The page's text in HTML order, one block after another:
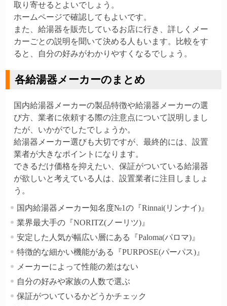
取り寄せるとよいでしょう。
ホームページで確認してもよいです。
また、給湯器を販売しているお店に行き、詳しくメー
カーごとの説明を聞いて決める人もいます。比較をす
ると、自分の好みがわかりやすくなるでしょう。
各給湯器メーカーのまとめ
国内給湯器メーカーの製品特徴や給湯器メーカーの選
び方、業者に依頼する際の注意点について説明しまし
たが、いかがでしたでしょうか。
給湯器メーカー選びも大切ですが、最終的には、設置
業者が大きなポイントになります。
できるだけ価格を抑えたい、保証がついている給湯器
が欲しいと考えている人は、設置業者に注目しましょ
う。
国内給湯器メーカー知名度№1の『Rinnai(リンナイ)』
業界最大手の『NORITZ(ノーリツ)』
安定した人気が幅広い層にある『Paloma(パロマ)』
特徴的な細かい機能がある『PURPOSE(パーパス)』
メーカーによって性能の差はない
自分の好みや家族の人数で選ぶ
保証がついているかどうかチェック